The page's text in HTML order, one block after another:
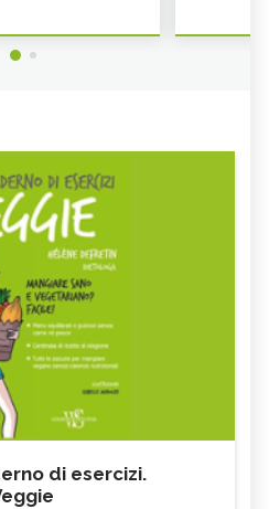
di esercizi.